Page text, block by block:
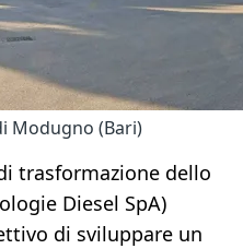
Modugno (Bari)
trasformazione dello
Diesel SpA)
di sviluppare un